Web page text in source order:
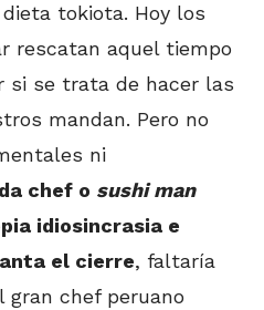
tokiota. Hoy los
rescatan aquel tiempo
si se trata de hacer las
mandan. Pero no
ni
chef o sushi man
idiosincrasia e
el cierre, faltaría
gran chef peruano